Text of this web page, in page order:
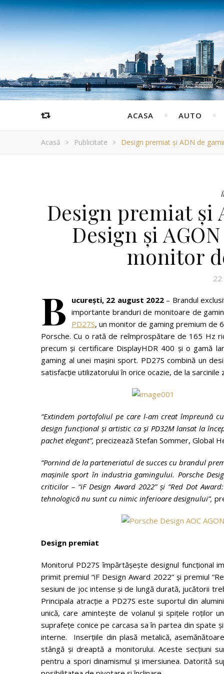
ACASA AUTO
Acasă Publicitate Design premiat și ADN de
Design premiat și
Design și
monitor
B ucurești, 22 august 2022 – Brandul
importante branduri de monitoare de
PD27S, un monitor de gaming premium de
Porsche. Cu o rată de reîmprospătare de 165 Hz
precum și certificare DisplayHDR 400 și o gamă
gaming al unei mașini sport. PD27S combină un
satisfacție utilizatorului în orice ocazie, de la
“Extindem portofoliul pe care l-am creat împreună
design funcțional și artistic ca și PD32M lansat la
pachet elegant”, precizează Stefan Sommer, Global
“Pornind de la parteneriatul de succes cu brandul
mașinile sport în industria gamingului. Porsche
criticilor – “iF Design Award 2022” și “Red Dot
tehnologică nu sunt cu nimic inferioare designului”,
Design premiat
Monitorul PD27S împărtășește designul funcțional
primit premiul “iF Design Award 2022” și premiul
sesiuni de joc intense și de lungă durată, jucătorii
Principala atracție a PD27S este suportul din
unică, care amintește de volanul și spițele roților
suprafețe conice pe carcasa sa în partea din spate
interne. Inserțiile din plasă metalică,
stângă și dreaptă a monitorului. Aceste secțiuni
pentru a spori dinamismul și imersiunea. Datorită